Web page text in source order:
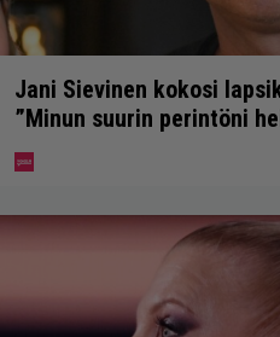
Jani Sievinen kokosi
”Minun suurin perintöni